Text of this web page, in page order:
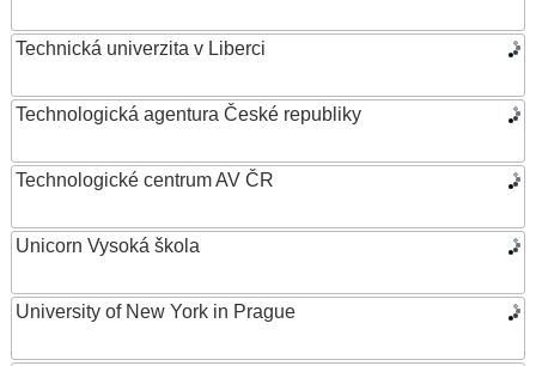
Technická univerzita v Liberci
Technologická agentura České republiky
Technologické centrum AV ČR
Unicorn Vysoká škola
University of New York in Prague